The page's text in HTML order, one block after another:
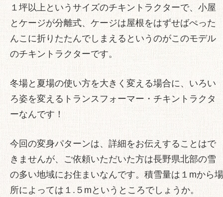
１坪以上というサイズのチキントラクターで、小屋
とケージが分離式、ケージは屋根をはずせばぺった
んこに折りたたんでしまえるというのがこのモデル
のチキントラクターです。
冬場と夏場の使い方を大きく変える場合に、いろい
ろ姿を変える トランスフォーマー・チキントラクタ
ーなんです！
今回の変身パターンは、詳細をお伝えすることはで
きませんが、ご依頼いただいた方は長野県北部の雪
の多い地域にお住まいなんです。積雪量は１mから場
所によっては１.５mというところでしょうか。